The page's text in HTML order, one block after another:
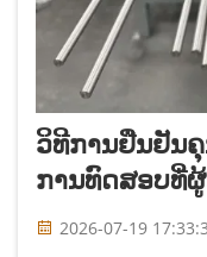
ວິທີການຢືນຢັນ
ການທົດສອບທີ່
2026-07-19